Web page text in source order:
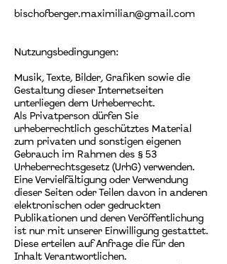
bischofberger.maximilian@gmail.com
Nutzungsbedingungen:
Musik, Texte, Bilder, Grafiken sowie die
Gestaltung dieser Internetseiten
unterliegen dem Urheberrecht.
Als Privatperson dürfen Sie
urheberrechtlich geschütztes Material
zum privaten und sonstigen eigenen
Gebrauch im Rahmen des § 53
Urheberrechtsgesetz (UrhG) verwenden.
Eine Vervielfältigung oder Verwendung
dieser Seiten oder Teilen davon in anderen
elektronischen oder gedruckten
Publikationen und deren Veröffentlichung
ist nur mit unserer Einwilligung gestattet.
Diese erteilen auf Anfrage die für den
Inhalt Verantwortlichen.